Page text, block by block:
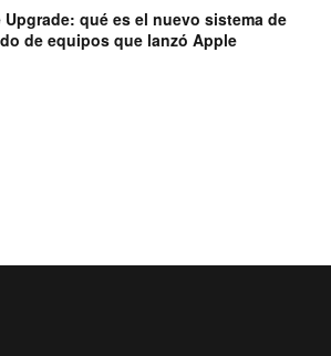
Upgrade: qué es el nuevo sistema de
de equipos que lanzó Apple